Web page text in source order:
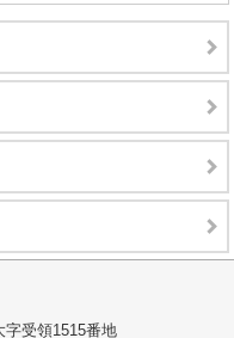
字受領1515番地